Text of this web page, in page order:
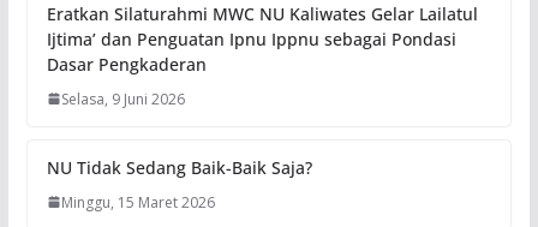
Eratkan Silaturahmi MWC NU Kaliwates Gelar Lailatul
Ijtima’ dan Penguatan Ipnu Ippnu sebagai Pondasi
Dasar Pengkaderan
Selasa, 9 Juni 2026
NU Tidak Sedang Baik-Baik Saja?
Minggu, 15 Maret 2026